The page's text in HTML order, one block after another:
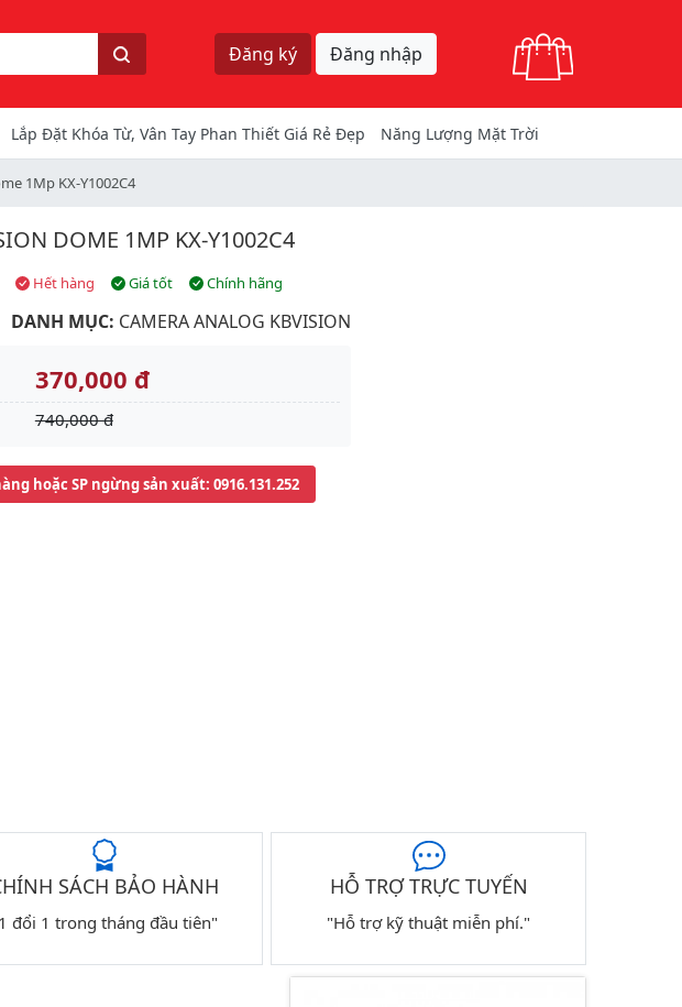
Tìm kiếm
Đăng ký Đăng nhập
Lắp Đặt Khóa Từ, Vân Tay Phan Thiết Giá Rẻ Đẹp Năng Lượng Mặt Trời
1Mp KX-Y1002C4
DOME 1MP KX-Y1002C4
Hết hàng Giá tốt Chính hãng
DANH MỤC: CAMERA ANALOG KBVISION
370,000 đ
740,000 đ
hoặc SP ngừng sản xuất: 0916.131.252
SÁCH BẢO HÀNH
đổi 1 trong tháng đầu tiên"
HỖ TRỢ TRỰC TUYẾN
"Hỗ trợ kỹ thuật miễn phí."